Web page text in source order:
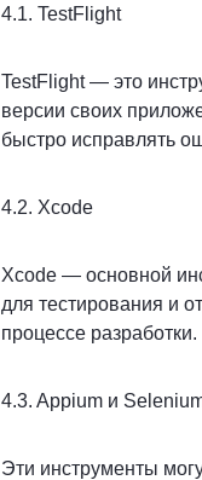
4.1. TestFlight
TestFlight — это
версии своих
быстро исправлять
4.2. Xcode
Xcode — основной
для тестирования и
процессе разработки.
4.3. Appium и
Эти инструменты